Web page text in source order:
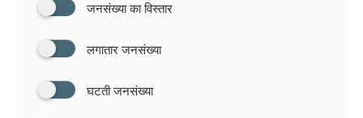
जनसंख्या का विस्तार
लगातार जनसंख्या
घटती जनसंख्या